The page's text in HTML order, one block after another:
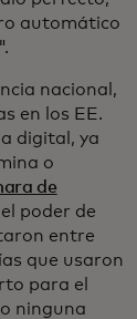
automático
nacional,
en los EE.
digital, ya
o
de
poder de
entre
que usaron
para el
ninguna